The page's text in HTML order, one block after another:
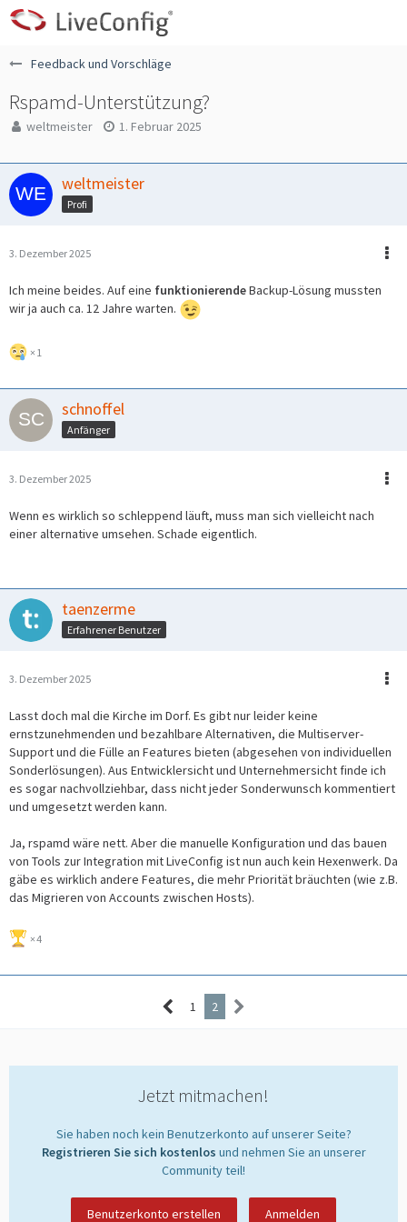
Feedback und Vorschläge
Rspamd-Unterstützung?
weltmeister 1. Februar 2025
weltmeister
Profi
3. Dezember 2025
Ich meine beides. Auf eine funktionierendeBackup-Lösung mussten
wir ja auch ca. 12 Jahre warten.
1
schnoffel
Anfänger
3. Dezember 2025
Wenn es wirklich so schleppend läuft, muss man sich vielleicht nach
einer alternative umsehen. Schade eigentlich.
taenzerme
Erfahrener Benutzer
3. Dezember 2025
Lasst doch mal die Kirche im Dorf. Es gibt nur leider keine
ernstzunehmenden und bezahlbare Alternativen, die Multiserver-
Support und die Fülle an Features bieten (abgesehen von individuellen
Sonderlösungen). Aus Entwicklersicht und Unternehmersicht finde ich
es sogar nachvollziehbar, dass nicht jeder Sonderwunsch kommentiert
und umgesetzt werden kann.
Ja, rspamd wäre nett. Aber die manuelle Konfiguration und das bauen
von Tools zur Integration mit LiveConfig ist nun auch kein Hexenwerk. Da
gäbe es wirklich andere Features, die mehr Priorität bräuchten (wie z.B.
das Migrieren von Accounts zwischen Hosts).
4
1 2
Jetzt mitmachen!
Sie haben noch kein Benutzerkonto auf unserer Seite?
Registrieren Sie sich kostenlos und nehmen Sie an unserer
Community teil!
Benutzerkonto erstellen Anmelden